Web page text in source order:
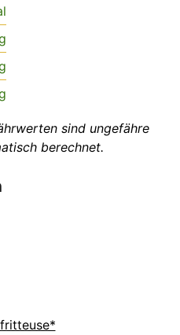
berechnet.